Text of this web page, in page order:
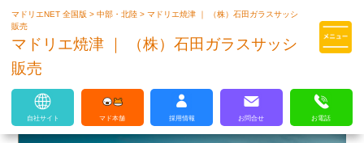
マドリエはLIXILの厳しい基準を
マドリエNET 全国版>中部・北陸>マドリエ焼津 ｜ （株）石田ガラスサッシ
販売
マドリエ焼津 ｜ （株）石田ガラスサッシ
販売
自社サイト マド本舗 採用情報 お問合せ お電話